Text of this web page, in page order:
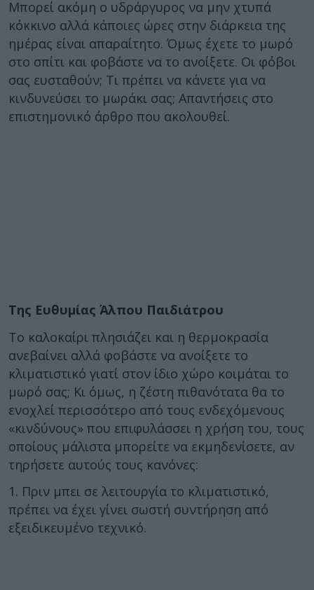
Μπορεί ακόμη ο υδράργυρος να μην χτυπά
κόκκινο αλλά κάποιες ώρες στην διάρκεια της
ημέρας είναι απαραίτητο. Όμως έχετε το μωρό
στο σπίτι και φοβάστε να το ανοίξετε. Οι φόβοι
σας ευσταθούν; Τι πρέπει να κάνετε για να
κινδυνεύσει το μωράκι σας; Απαντήσεις στο
επιστημονικό άρθρο που ακολουθεί.
Της Ευθυμίας Άλπου Παιδιάτρου
Το καλοκαίρι πλησιάζει και η θερμοκρασία
ανεβαίνει αλλά φοβάστε να ανοίξετε το
κλιματιστικό γιατί στον ίδιο χώρο κοιμάται το
μωρό σας; Κι όμως, η ζέστη πιθανότατα θα το
ενοχλεί περισσότερο από τους ενδεχόμενους
«κινδύνους» που επιφυλάσσει η χρήση του, τους
οποίους μάλιστα μπορείτε να εκμηδενίσετε, αν
τηρήσετε αυτούς τους κανόνες:
1. Πριν μπει σε λειτουργία το κλιματιστικό,
πρέπει να έχει γίνει σωστή συντήρηση από
εξειδικευμένο τεχνικό.